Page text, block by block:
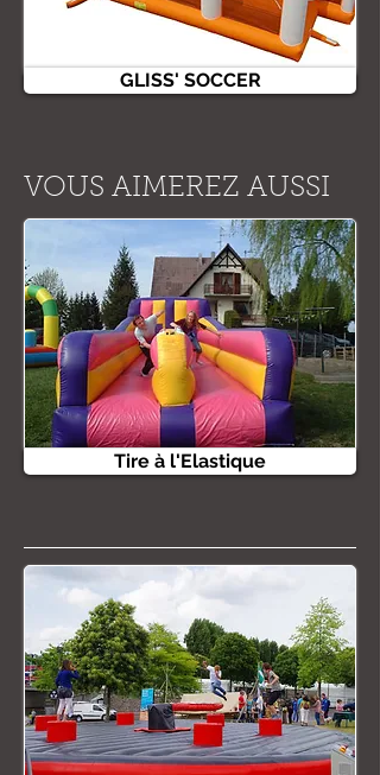
GLISS' SOCCER
VOUS AIMEREZ AUSSI
Tire à l'Elastique